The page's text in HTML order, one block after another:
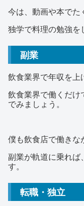
今は、動画や本でた
独学で料理の勉強を
副業
飲食業界で年収を上
飲食業界で働くだけ
でみましょう。
僕も飲食店で働きな
副業が軌道に乗れば
す。
転職・独立